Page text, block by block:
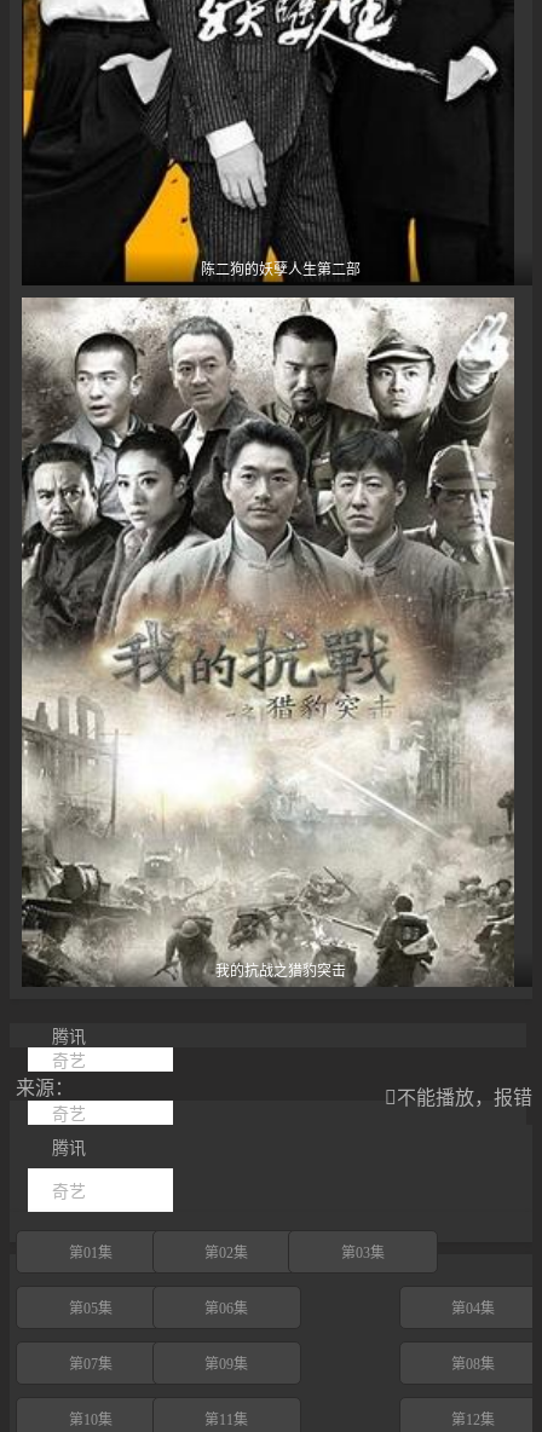
陈二狗的妖孽人生第二部
我的抗战之猎豹突击
腾讯
奇艺
不能播放，报错
来源：
奇艺
腾讯
奇艺
第01集 第02集 第03集
第04集
第05集 第06集
第07集 第08集
第09集
第10集 第11集 第12集